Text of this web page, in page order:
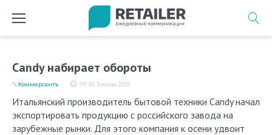
Candy набирает обороты
07:30, 3 июля 2015
Коммерсантъ
Итальянский производитель бытовой техники Candy начал
экспортировать продукцию с российского завода на
зарубежные рынки. Для этого компания к осени удвоит